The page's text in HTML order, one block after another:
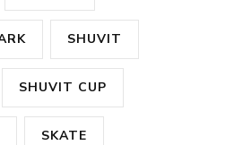
SHUVIT
SHUVIT CUP
SKATE